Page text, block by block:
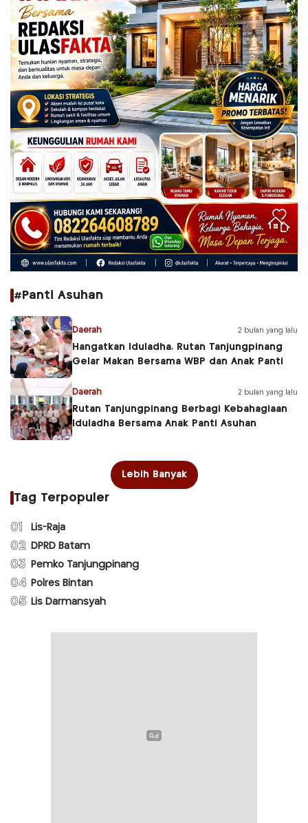
#Panti Asuhan
Daerah 2 bulan yang lalu
Hangatkan Iduladha, Rutan Tanjungpinang
Gelar Makan Bersama WBP dan Anak Panti
Daerah 2 bulan yang lalu
Rutan Tanjungpinang Berbagi Kebahagiaan
Iduladha Bersama Anak Panti Asuhan
Lebih Banyak
Tag Terpopuler
01 Lis-Raja
02 DPRD Batam
03 Pemko Tanjungpinang
04 Polres Bintan
05 Lis Darmansyah